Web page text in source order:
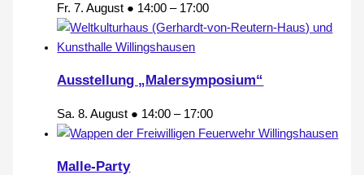
Fr. 7. August ● 14:00 – 17:00
Ausstellung „Malersymposium“
Sa. 8. August ● 14:00 – 17:00
Malle-Party